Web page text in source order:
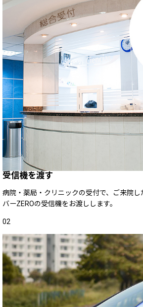
受信機を渡す
病院・薬局・クリニックの受付で、ご来院
バーZEROの受信機をお渡しします。
02